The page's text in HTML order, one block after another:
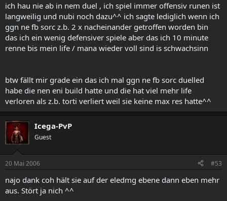
ich hau nie ab in nem duel , ich spiel immer offensiv runen ist
langweilig und nubi noch dazu^^ ich sagte lediglich wenn ich
ggn ne fb sorc z.b. 2 x nacheinander getroffen worden bin
das ich ein wenig defensiver spiele aber das ich 10 minute
renne bis mein life / mana wieder voll sind is schwachsinn
btw fällt mir grade ein das ich mal ggn ne fb sorc duelled
habe die nen eni build hatte und die hat viel mehr life
verloren als z.b. torti verliert weil sie keine max res hatte^^
Icega-PvP
Guest
20 Mai 2006 #53
najo dank coh hält sie auf der eledmg ebene dann eben mehr
aus. Stört ja nich ^^